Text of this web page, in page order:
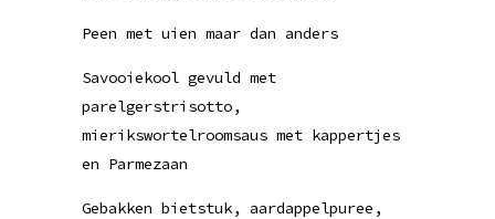
Peen met uien maar dan anders
Savooiekool gevuld met
parelgerstrisotto,
mierikswortelroomsaus met kappertjes
en Parmezaan
Gebakken bietstuk, aardappelpuree,